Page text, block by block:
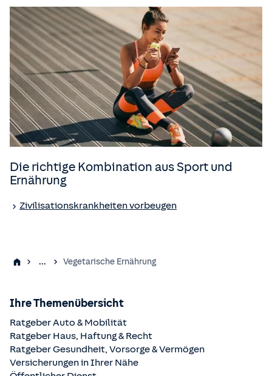
Die richtige Kombination aus Sport und
Ernährung
Zivilisationskrankheiten vorbeugen
... Vegetarische Ernährung
Ihre Themenübersicht
Ratgeber Auto & Mobilität
Ratgeber Haus, Haftung & Recht
Ratgeber Gesundheit, Vorsorge & Vermögen
Versicherungen in Ihrer Nähe